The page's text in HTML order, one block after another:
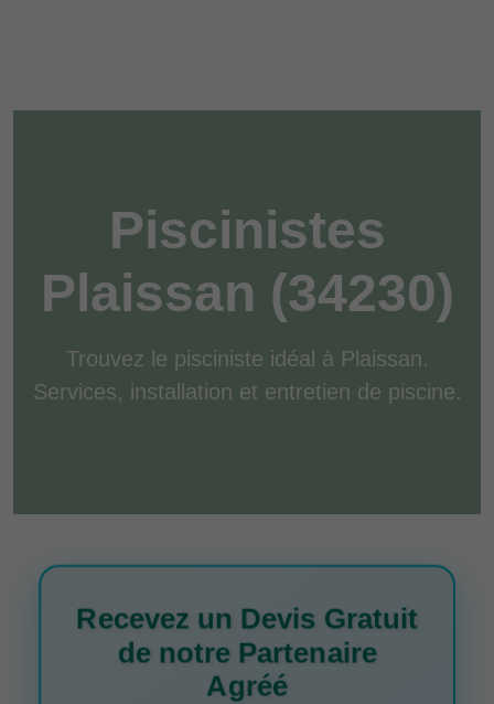
Piscinistes
Plaissan (34230)
Trouvez le pisciniste idéal à Plaissan.
Services, installation et entretien de piscine.
Recevez un Devis Gratuit
de notre Partenaire
Agréé